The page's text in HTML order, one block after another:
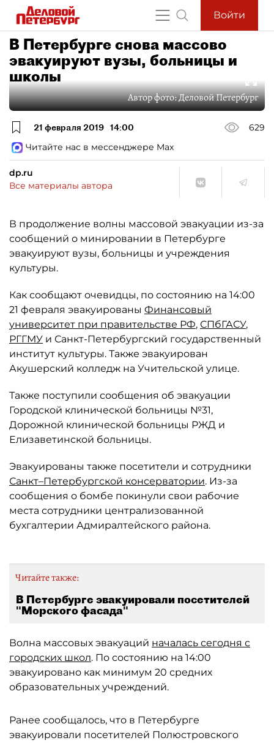
Войти
В Петербурге снова массово
эвакуируют вузы, больницы и
школы
Автор фото:Деловой Петербург
21 февраля 2019 14:00
629
Читайте нас в мессенджере Max
dp.ru
Все материалы автора
В продолжение волны массовой эвакуации из-за
сообщений о минировании в Петербурге
эвакуируют вузы, больницы и учреждения
культуры.
Как сообщают очевидцы, по состоянию на 14:00
21 февраля эвакуированы Финансовый
университет при правительстве РФ, СПбГАСУ,
РГГМУ и Санкт-Петербургский государственный
институт культуры. Также эвакуирован
Акушерский колледж на Учительской улице.
Также поступили сообщения об эвакуации
Городской клинической больницы №31,
Дорожной клинической больницы РЖД и
Елизаветинской больницы.
Эвакуированы также посетители и сотрудники
Санкт–Петербургской консерватории. Из-за
сообщения о бомбе покинули свои рабочие
места сотрудники централизованной
бухгалтерии Адмиралтейского района.
Читайте также:
В Петербурге эвакуировали посетителей
"Морского фасада"
Волна массовых эвакуаций началась сегодня с
городских школ. По состоянию на 14:00
эвакуировано как минимум 20 средних
образовательных учреждений.
Ранее сообщалось, что в Петербурге
эвакуировали посетителей Полюстровского